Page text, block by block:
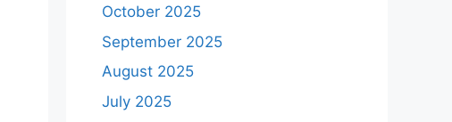
October 2025
September 2025
August 2025
July 2025